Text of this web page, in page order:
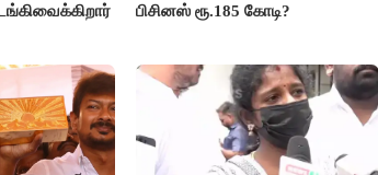
பிசினஸ் ரூ.185 கோடி?